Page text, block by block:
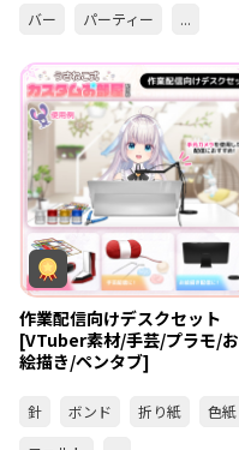
バー
パーティー ...
作業配信向けデスクセット
[VTuber素材/手芸/プラモ/お
絵描き/ペンタブ]
針 ボンド 折り紙
色紙